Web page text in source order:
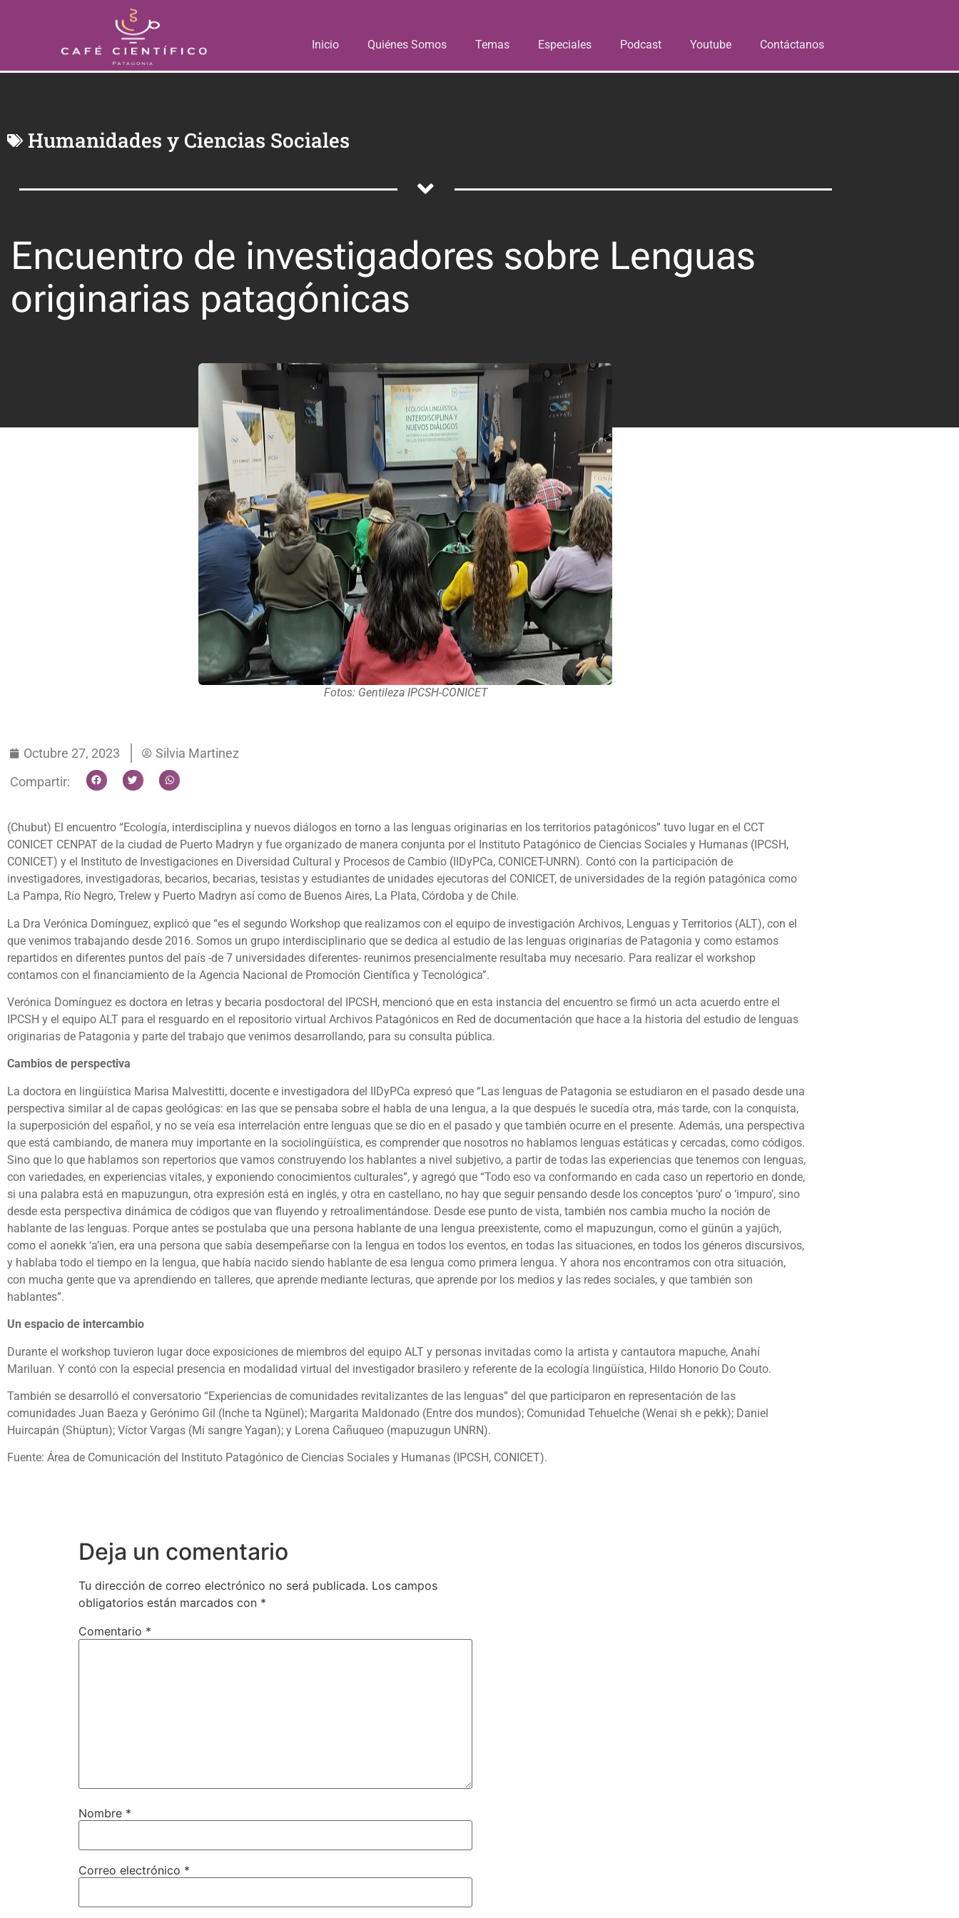
Inicio Quiénes Somos Temas Especiales Podcast Youtube Contáctanos
Humanidades y Ciencias Sociales
Encuentro de investigadores sobre Lenguas
originarias patagónicas
Fotos: Gentileza IPCSH-CONICET
Octubre 27, 2023
Silvia Martinez
Compartir:
(Chubut) El encuentro “Ecología, interdisciplina y nuevos diálogos en torno a las lenguas originarias en los territorios patagónicos” tuvo lugar en el CCT
CONICET CENPAT de la ciudad de Puerto Madryn y fue organizado de manera conjunta por el Instituto Patagónico de Ciencias Sociales y Humanas (IPCSH,
CONICET) y el Instituto de Investigaciones en Diversidad Cultural y Procesos de Cambio (IIDyPCa, CONICET-UNRN). Contó con la participación de
investigadores, investigadoras, becarios, becarias, tesistas y estudiantes de unidades ejecutoras del CONICET, de universidades de la región patagónica como
La Pampa, Río Negro, Trelew y Puerto Madryn así como de Buenos Aires, La Plata, Córdoba y de Chile.
La Dra Verónica Domínguez, explicó que “es el segundo Workshop que realizamos con el equipo de investigación Archivos, Lenguas y Territorios (ALT), con el
que venimos trabajando desde 2016. Somos un grupo interdisciplinario que se dedica al estudio de las lenguas originarias de Patagonia y como estamos
repartidos en diferentes puntos del país -de 7 universidades diferentes- reunirnos presencialmente resultaba muy necesario. Para realizar el workshop
contamos con el financiamiento de la Agencia Nacional de Promoción Científica y Tecnológica”.
Verónica Domínguez es doctora en letras y becaria posdoctoral del IPCSH, mencionó que en esta instancia del encuentro se firmó un acta acuerdo entre el
IPCSH y el equipo ALT para el resguardo en el repositorio virtual Archivos Patagónicos en Red de documentación que hace a la historia del estudio de lenguas
originarias de Patagonia y parte del trabajo que venimos desarrollando, para su consulta pública.
Cambios de perspectiva
La doctora en lingüística Marisa Malvestitti, docente e investigadora del IIDyPCa expresó que “Las lenguas de Patagonia se estudiaron en el pasado desde una
perspectiva similar al de capas geológicas: en las que se pensaba sobre el habla de una lengua, a la que después le sucedía otra, más tarde, con la conquista,
la superposición del español, y no se veía esa interrelación entre lenguas que se dio en el pasado y que también ocurre en el presente. Además, una perspectiva
que está cambiando, de manera muy importante en la sociolingüística, es comprender que nosotros no hablamos lenguas estáticas y cercadas, como códigos.
Sino que lo que hablamos son repertorios que vamos construyendo los hablantes a nivel subjetivo, a partir de todas las experiencias que tenemos con lenguas,
con variedades, en experiencias vitales, y exponiendo conocimientos culturales”, y agregó que “Todo eso va conformando en cada caso un repertorio en donde,
si una palabra está en mapuzungun, otra expresión está en inglés, y otra en castellano, no hay que seguir pensando desde los conceptos ‘puro’ o ‘impuro’, sino
desde esta perspectiva dinámica de códigos que van fluyendo y retroalimentándose. Desde ese punto de vista, también nos cambia mucho la noción de
hablante de las lenguas. Porque antes se postulaba que una persona hablante de una lengua preexistente, como el mapuzungun, como el günün a yajüch,
como el aonekk ‘a’ien, era una persona que sabía desempeñarse con la lengua en todos los eventos, en todas las situaciones, en todos los géneros discursivos,
y hablaba todo el tiempo en la lengua, que había nacido siendo hablante de esa lengua como primera lengua. Y ahora nos encontramos con otra situación,
con mucha gente que va aprendiendo en talleres, que aprende mediante lecturas, que aprende por los medios y las redes sociales, y que también son
hablantes”.
Un espacio de intercambio
Durante el workshop tuvieron lugar doce exposiciones de miembros del equipo ALT y personas invitadas como la artista y cantautora mapuche, Anahí
Mariluan. Y contó con la especial presencia en modalidad virtual del investigador brasilero y referente de la ecología lingüística, Hildo Honorio Do Couto.
También se desarrolló el conversatorio “Experiencias de comunidades revitalizantes de las lenguas” del que participaron en representación de las
comunidades Juan Baeza y Gerónimo Gil (Inche ta Ngünel); Margarita Maldonado (Entre dos mundos); Comunidad Tehuelche (Wenai sh e pekk); Daniel
Huircapán (Shüptun); Víctor Vargas (Mi sangre Yagan); y Lorena Cañuqueo (mapuzugun UNRN).
Fuente: Área de Comunicación del Instituto Patagónico de Ciencias Sociales y Humanas (IPCSH, CONICET).
Deja un comentario
Tu dirección de correo electrónico no será publicada. Los campos
obligatorios están marcados con *
Comentario *
Nombre *
Correo electrónico *